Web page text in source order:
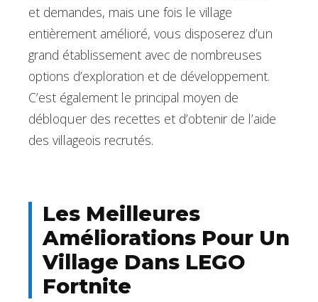
et demandes, mais une fois le village
entièrement amélioré, vous disposerez d’un
grand établissement avec de nombreuses
options d’exploration et de développement.
C’est également le principal moyen de
débloquer des recettes et d’obtenir de l’aide
des villageois recrutés.
Les Meilleures
Améliorations Pour Un
Village Dans LEGO
Fortnite